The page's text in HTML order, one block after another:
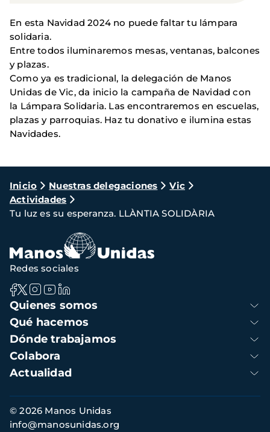
En esta Navidad 2024 no puede faltar tu lámpara
solidaria.
Entre todos iluminaremos mesas, ventanas, balcones
y plazas.
Como ya es tradicional, la delegación de Manos
Unidas de Vic, da inicio la campaña de Navidad con
la Lámpara Solidaria. Las encontraremos en escuelas,
plazas y parroquias. Haz tu donativo e ilumina estas
Navidades.
Ruta
de
navegación
Inicio Nuestras delegaciones
Vic
Actividades
Tu luz es su esperanza. LLÀNTIA SOLIDÀRIA
Navegación
principal
Quienes somos
Qué hacemos
Dónde trabajamos
Colabora
Actualidad
Redes sociales
Información
de
© 2026 Manos Unidas
info@manosunidas.org